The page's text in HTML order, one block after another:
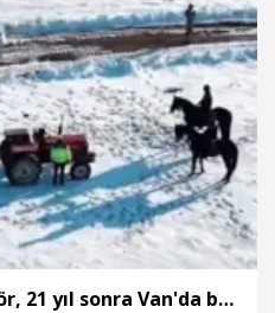
Muğla'da çalınan traktör, 21 yıl sonra Van'da bulundu